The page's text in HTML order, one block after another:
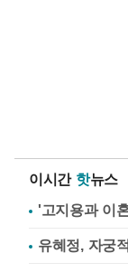
이시간 핫뉴스
'고지용과 이
유혜정, 자궁